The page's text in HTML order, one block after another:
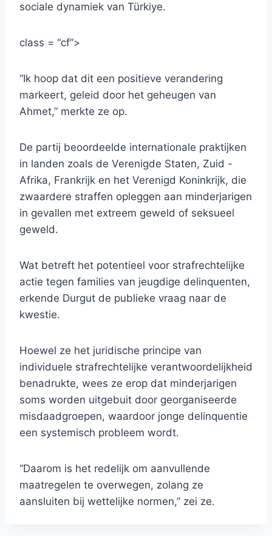
sociale dynamiek van Türkiye.
class = “cf”>
“Ik hoop dat dit een positieve verandering
markeert, geleid door het geheugen van
Ahmet,” merkte ze op.
De partij beoordeelde internationale praktijken
in landen zoals de Verenigde Staten, Zuid -
Afrika, Frankrijk en het Verenigd Koninkrijk, die
zwaardere straffen opleggen aan minderjarigen
in gevallen met extreem geweld of seksueel
geweld.
Wat betreft het potentieel voor strafrechtelijke
actie tegen families van jeugdige delinquenten,
erkende Durgut de publieke vraag naar de
kwestie.
Hoewel ze het juridische principe van
individuele strafrechtelijke verantwoordelijkheid
benadrukte, wees ze erop dat minderjarigen
soms worden uitgebuit door georganiseerde
misdaadgroepen, waardoor jonge delinquentie
een systemisch probleem wordt.
“Daarom is het redelijk om aanvullende
maatregelen te overwegen, zolang ze
aansluiten bij wettelijke normen,” zei ze.